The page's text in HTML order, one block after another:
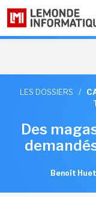
LES DOSSIERS /
Des
Benoît Huet